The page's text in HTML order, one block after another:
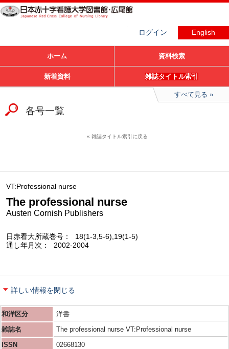
ログイン English
ホーム 資料検索
新着資料 雑誌タイトル索引
すべて見る
各号一覧
雑誌タイトル索引に戻る
VT:Professional nurse
The professional nurse
Austen Cornish Publishers
日赤看大所蔵巻号
18(1-3,5-6),19(1-5)
通し年月次
2002-2004
詳しい情報を閉じる
和洋区分
洋書
雑誌名
The professional nurse VT:Professional nurse
ISSN
02668130